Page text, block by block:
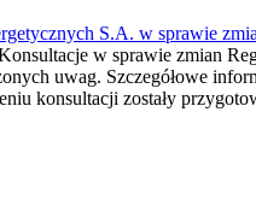
S.A. w sprawie
w sprawie zmian
uwag. Szczegółowe
konsultacji zostały